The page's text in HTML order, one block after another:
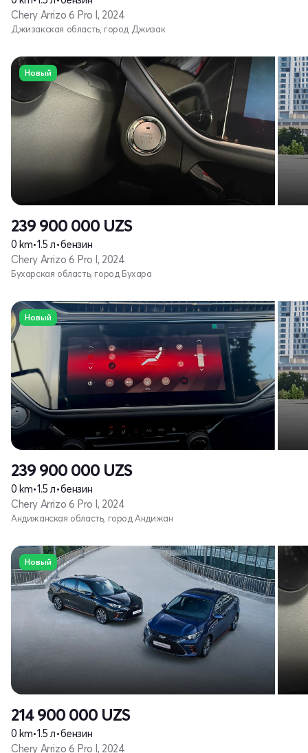
Chery Arrizo 6 Pro I, 2024
Джизакская область, город Джизак
Новый
239 900 000 UZS
0 km•1.5 л•бензин
Chery Arrizo 6 Pro I, 2024
Бухарская область, город Бухара
Новый
239 900 000 UZS
0 km•1.5 л•бензин
Chery Arrizo 6 Pro I, 2024
Андижанская область, город Андижан
Новый
214 900 000 UZS
0 km•1.5 л•бензин
Chery Arrizo 6 Pro I, 2024